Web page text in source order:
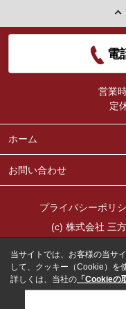
電
営業
定
ホーム
お問い合わせ
プライバシーポリ
(c) 株式会社 三
当サイトでは、お客様の当サ
して、クッキー（Cookie）を
詳しくは、当社の 「Cookieの